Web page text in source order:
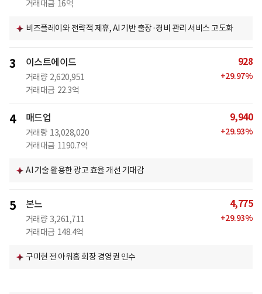
거래대금 16억
비즈플레이와 전략적 제휴, AI 기반 출장·경비 관리 서비스 고도화
3 이스트에이드
거래량 2,620,951
거래대금 22.3억
928
+29.97%
4 매드업
거래량 13,028,020
거래대금 1190.7억
9,940
+29.93%
AI 기술 활용한 광고 효율 개선 기대감
5 본느
거래량 3,261,711
거래대금 148.4억
4,775
+29.93%
구미현 전 아워홈 회장 경영권 인수